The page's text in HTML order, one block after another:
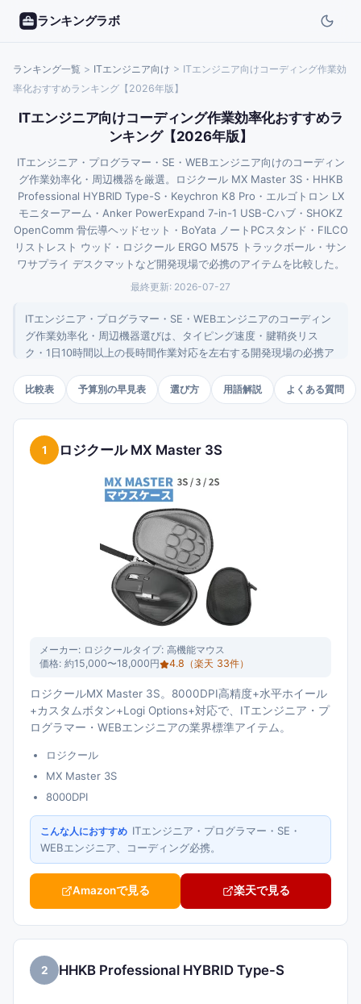
ランキングラボ
ランキング一覧 > ITエンジニア向け > ITエンジニア向けコーディング作業効
率化おすすめランキング【2026年版】
ITエンジニア向けコーディング作業効率化おすすめラ
ンキング【2026年版】
ITエンジニア・プログラマー・SE・WEBエンジニア向けのコーディン
グ作業効率化・周辺機器を厳選。ロジクール MX Master 3S・HHKB
Professional HYBRID Type-S・Keychron K8 Pro・エルゴトロン LX
モニターアーム・Anker PowerExpand 7-in-1 USB-Cハブ・SHOKZ
OpenComm 骨伝導ヘッドセット・BoYata ノートPCスタンド・FILCO
リストレスト ウッド・ロジクール ERGO M575 トラックボール・サン
ワサプライ デスクマットなど開発現場で必携のアイテムを比較した。
最終更新: 2026-07-27
ITエンジニア・プログラマー・SE・WEBエンジニアのコーディン
グ作業効率化・周辺機器選びは、タイピング速度・腱鞘炎リス
ク・1日10時間以上の長時間作業対応を左右する開発現場の必携ア
ンドで、15,000円台のスタンダード価格帯。HHKB Professional
HYBRID Type-S・Keychron K8 Pro・エルゴトロン LX モニターア
ーム・Anker PowerExpand USB-Cハブ・SHOKZ OpenComm・
BoYata ノートPCスタンド・FILCO リストレスト・ロジクール
ERGO M575・サンワサプライ デスクマットは、入力デバイス+デ
ルの総合コーディング環境ツール。新人エンジニアからベテラン
フルスタックエンジニアまでのモデルを2,000円〜40,000円の価
比較表 予算別の早見表 選び方 用語解説 よくある質問
1 ロジクール MX Master 3S
メーカー: ロジクールタイプ: 高機能マウス
価格: 約15,000〜18,000円 4.8 （楽天 33件）
ロジクールMX Master 3S。8000DPI高精度+水平ホイール
+カスタムボタン+Logi Options+対応で、ITエンジニア・プ
ログラマー・WEBエンジニアの業界標準アイテム。
ロジクール
MX Master 3S
8000DPI
こんな人におすすめ ITエンジニア・プログラマー・SE・
WEBエンジニア、コーディング必携。
Amazonで見る 楽天で見る
2 HHKB Professional HYBRID Type-S